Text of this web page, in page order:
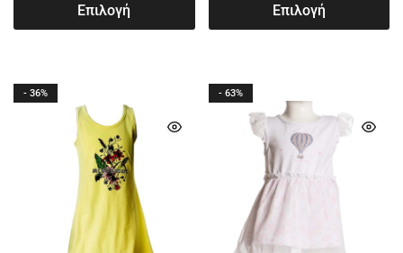
Επιλογή Επιλογή
- 36% - 63%